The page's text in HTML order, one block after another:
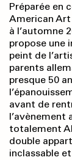
Préparée en
American Art
à l’automne
propose une
peint de
parents
presque 50
avant de
l’avènement
totalement
double
inclassable